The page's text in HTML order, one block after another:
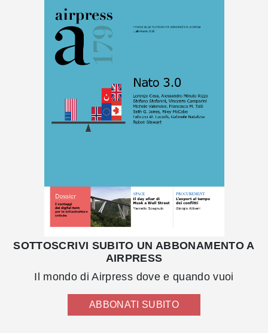
SOTTOSCRIVI SUBITO UN ABBONAMENTO A
AIRPRESS
Il mondo di Airpress dove e quando vuoi
ABBONATI SUBITO